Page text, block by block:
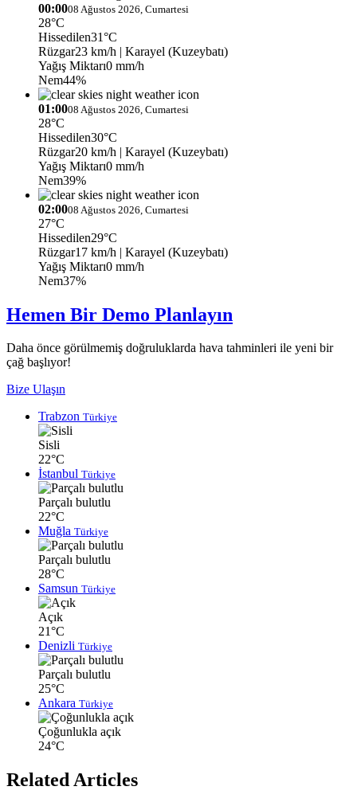
00:0008 Ağustos 2026, Cumartesi
28°C
Hissedilen31°C
Rüzgar23 km/h | Karayel (Kuzeybatı)
Yağış Miktarı0 mm/h
Nem44%
01:0008 Ağustos 2026, Cumartesi
28°C
Hissedilen30°C
Rüzgar20 km/h | Karayel (Kuzeybatı)
Yağış Miktarı0 mm/h
Nem39%
02:0008 Ağustos 2026, Cumartesi
27°C
Hissedilen29°C
Rüzgar17 km/h | Karayel (Kuzeybatı)
Yağış Miktarı0 mm/h
Nem37%
Hemen Bir Demo Planlayın
Daha önce görülmemiş doğruluklarda hava tahminleri ile yeni bir
çağ başlıyor!
Bize Ulaşın
Trabzon Türkiye
Sisli
22°C
İstanbul Türkiye
Parçalı bulutlu
22°C
Muğla Türkiye
Parçalı bulutlu
28°C
Samsun Türkiye
Açık
21°C
Denizli Türkiye
Parçalı bulutlu
25°C
Ankara Türkiye
Çoğunlukla açık
24°C
Related Articles